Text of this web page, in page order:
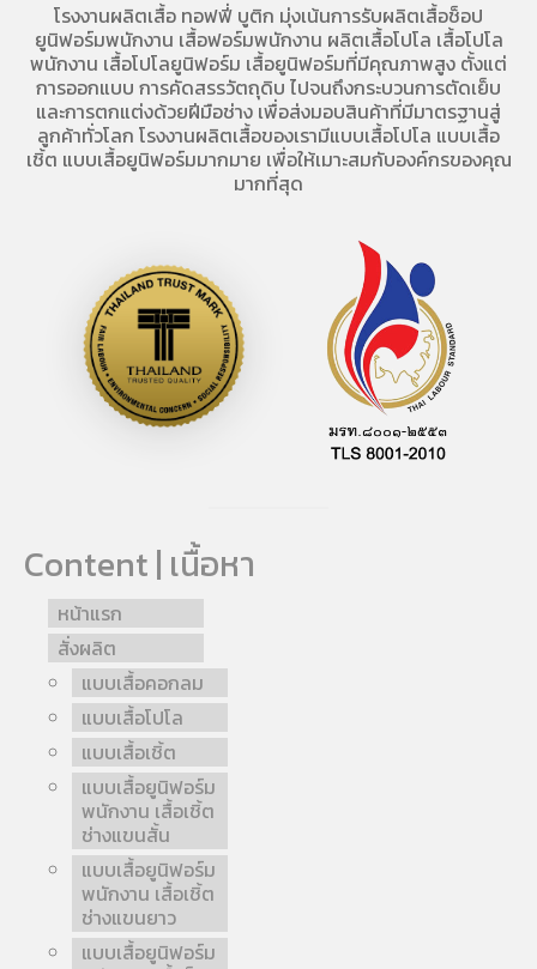
โรงงานผลิตเสื้อ ทอฟฟี่ บูติก มุ่งเน้นการรับผลิตเสื้อช็อป
ยูนิฟอร์มพนักงาน เสื้อฟอร์มพนักงาน ผลิตเสื้อโปโล เสื้อโปโล
พนักงาน เสื้อโปโลยูนิฟอร์ม เสื้อยูนิฟอร์มที่มีคุณภาพสูง ตั้งแต่
การออกแบบ การคัดสรรวัตถุดิบ ไปจนถึงกระบวนการตัดเย็บ
และการตกแต่งด้วยฝีมือช่าง เพื่อส่งมอบสินค้าที่มีมาตรฐานสู่
ลูกค้าทั่วโลก โรงงานผลิตเสื้อของเรามีแบบเสื้อโปโล แบบเสื้อ
เชิ้ต แบบเสื้อยูนิฟอร์มมากมาย เพื่อให้เมาะสมกับองค์กรของคุณ
มากที่สุด
Content | เนื้อหา
หน้าแรก
สั่งผลิต
แบบเสื้อคอกลม
แบบเสื้อโปโล
แบบเสื้อเชิ้ต
แบบเสื้อยูนิฟอร์ม
พนักงาน เสื้อเชิ้ต
ช่างแขนสั้น
แบบเสื้อยูนิฟอร์ม
พนักงาน เสื้อเชิ้ต
ช่างแขนยาว
แบบเสื้อยูนิฟอร์ม